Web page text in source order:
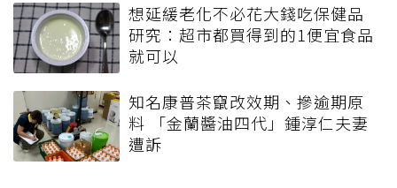
想延緩老化不必花大錢吃保健品
研究：超市都買得到的1便宜食品
就可以
知名康普茶竄改效期、摻逾期原
料 「金蘭醬油四代」鍾淳仁夫妻
遭訴